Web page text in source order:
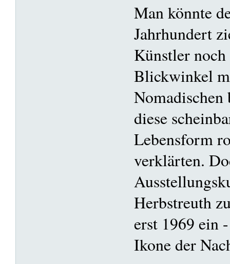
Man könnte
Jahrhundert
Künstler
Blickwinkel
Nomadischen
diese
Lebensform
verklärten.
Herbstreuth
erst 1969 ein
Ikone der